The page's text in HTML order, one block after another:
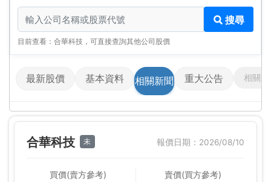
搜尋
目前查看：合華科技，可直接查詢其他公司股價
最新股價 基本資料 相關新聞 重大公告 相關影
合華科技 未 報價日期：2026/08/10
買價(賣方參考) 賣價(買方參考)